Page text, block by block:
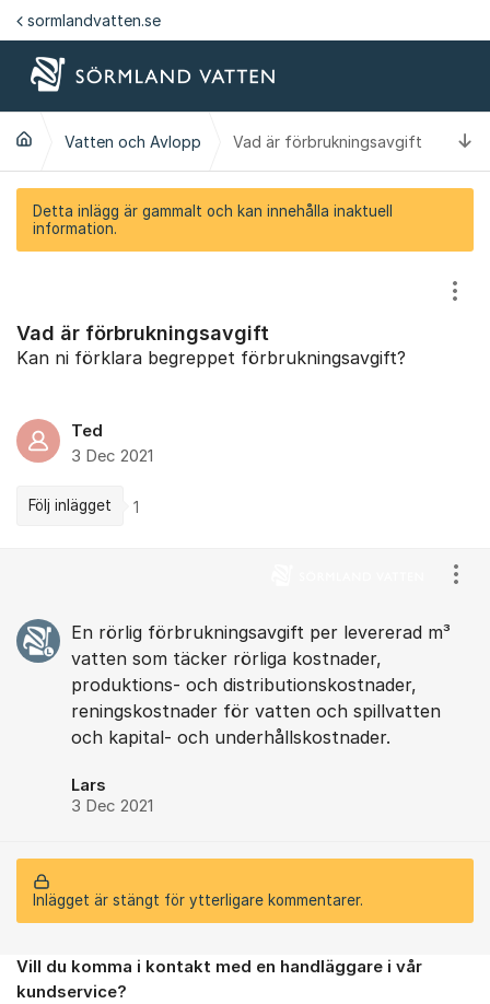
Hoppa till innehåll
sormlandvatten.se
Vatten och Avlopp Vad är förbrukningsavgift
Detta inlägg är gammalt och kan innehålla inaktuell
information.
Vad är förbrukningsavgift
Kan ni förklara begreppet förbrukningsavgift?
Ted
3 Dec 2021
Följ inlägget 1
En rörlig förbrukningsavgift per levererad m³
vatten som täcker rörliga kostnader,
produktions- och distributionskostnader,
reningskostnader för vatten och spillvatten
och kapital- och underhållskostnader.
Lars
3 Dec 2021
Inlägget är stängt för ytterligare kommentarer.
Om forumet
Vill du komma i kontakt med en handläggare i vår
kundservice?